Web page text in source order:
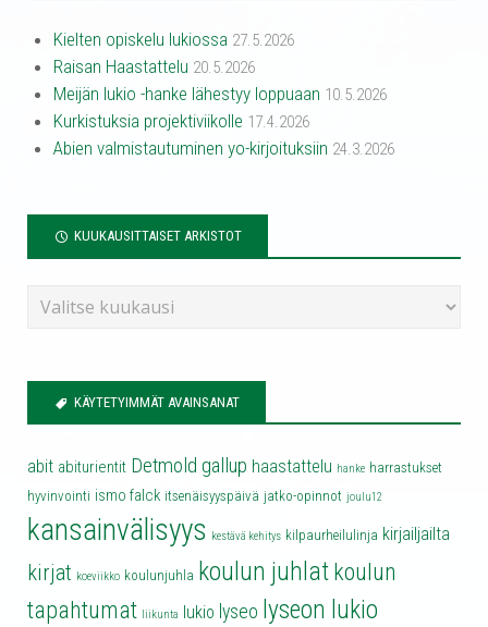
Kielten opiskelu lukiossa 27.5.2026
Raisan Haastattelu 20.5.2026
Meijän lukio -hanke lähestyy loppuaan 10.5.2026
Kurkistuksia projektiviikolle 17.4.2026
Abien valmistautuminen yo-kirjoituksiin 24.3.2026
KUUKAUSITTAISET ARKISTOT
KÄYTETYIMMÄT AVAINSANAT
abit abiturientit Detmold gallup haastattelu hanke harrastukset
hyvinvointi ismo falck itsenäisyyspäivä jatko-opinnot joulu12
kansainvälisyys kestävä kehitys kilpaurheilulinja kirjailjailta
kirjat koeviikko koulunjuhla koulun juhlat koulun
tapahtumat liikunta lukio lyseo lyseon lukio